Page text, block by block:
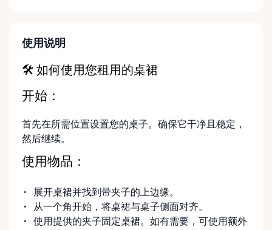
Valley for added convenience. At Ottawa Valley Event
moments that bring people together. We focus on
friendly local service to help make your event run
exactly what you’re looking for on our site, just
send us a message. We’re always happy to source
additional items or help you find the right solution
for your event. Local. Flexible. Reliable. That’s
Ottawa Valley Event Rentals — helping make special
moments even better across the Ottawa Valley.
使用说明
🛠 如何使用您租用的桌裙
开始：
首先在所需位置设置您的桌子。确保它干净且稳定，
然后继续。
使用物品：
展开桌裙并找到带夹子的上边缘。
从一个角开始，将桌裙与桌子侧面对齐。
使用提供的夹子固定桌裙。如有需要，可使用额外